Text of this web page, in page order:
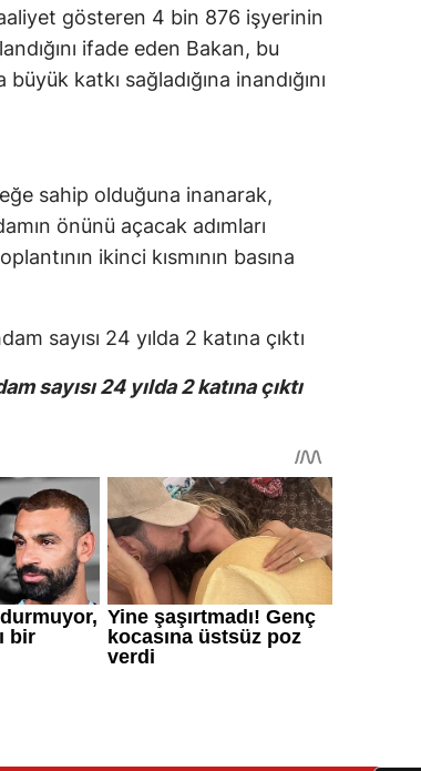
gösteren 4 bin 876 işyerinin
ifade eden Bakan, bu
katkı sağladığına inandığını
sahip olduğuna inanarak,
önünü açacak adımları
ikinci kısmının basına
sayısı 24 yılda 2 katına çıktı